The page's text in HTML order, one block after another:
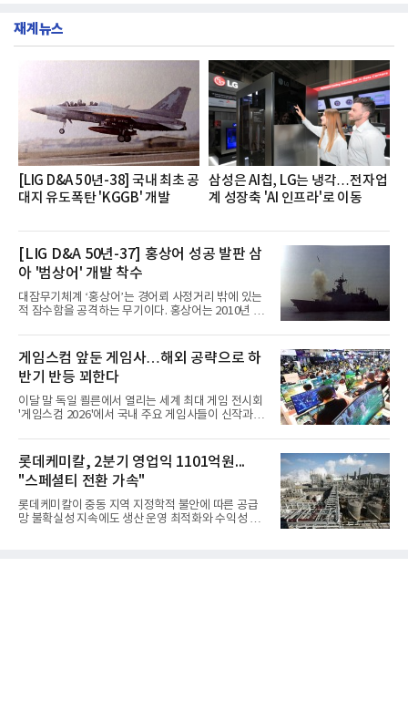
서도
영지원부 홍보팀과 2026년 새로이(e)＊가 공동 주관
쳐 진행됐다.참고로 새로이(e)는 NH농협캐피탈 MZ
세대들로(과장~계장) 구성된 자율 참여조직으로, 조
직문화 혁신과 업무 효율성 향상을 위한 다양한 활동
을 추진하며,새로운 변화와 이로운 영향력을 조직전
반에 전파하는 역할
재계뉴스
[LIG D&A 50년-38] 국내 최초 공
대지 유도폭탄 'KGGB' 개발
삼성은 AI칩, LG는 냉각…전자업
계 성장축 'AI 인프라'로 이동
[LIG D&A 50년-37] 홍상어 성공 발판 삼
아 '범상어' 개발 착수
대잠무기체계 ‘홍상어’는 경어뢰 사정거리 밖에 있는
적 잠수함을 공격하는 무기이다. 홍상어는 2010년 넥
이뤄졌다. 이후 2012년 한국형 구축함(KDX-1) 이상
의 함정에 실전 배치됐다.그해 7월 해군은 동해상에서
성능 검증을 위해 홍상어 시험발사를 실시했다. 이때
홍상어가 목표 지점에서 입수한 후 표적을 타격하지
못하고 물속에서 멈춰버리는 예상 밖의 일이 벌어졌
다. 2차 품질확인 사격 시험에서도 만족스러운 결과를
얻지 못했다. 완벽한 신뢰성 확보를 위해 LIG넥스원은
분야를
게임스컴 앞둔 게임사…해외 공략으로 하
반기 반등 꾀한다
이달 말 독일 쾰른에서 열리는 세계 최대 게임 전시회
'게임스컴 2026'에서 국내 주요 게임사들이 신작과 글
체별로 엇갈린 가운데 하반기 신작 흥행과 해외 시장
성과가 실적을 좌우할 핵심 변수로 떠오르고 있다.8일
업계에 따르면 올해 상반기 게임업계는 기업별 성적
표가 크게 갈렸다. 대표적으로 크래프톤은 'PUBG: 배
틀그라운드'의 안정적인 성장에 힘입어 상반기 연결
기준 매출 2조6616억원, 영업이익 9725억원으로 역
대 최대 실적을 기록했다. 엔씨도 올해 출시한 '아이온
롯데케미칼, 2분기 영업익 1101억원...
"스페셜티 전환 가속"
롯데케미칼이 중동 지역 지정학적 불안에 따른 공급
망 불확실성 지속에도 생산 운영 최적화와 수익성 중